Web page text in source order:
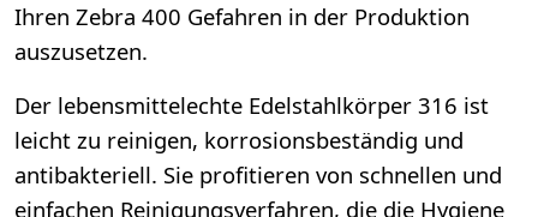
Ihren Zebra 400 Gefahren in der Produktion
auszusetzen.
Der lebensmittelechte Edelstahlkörper 316 ist
leicht zu reinigen, korrosionsbeständig und
antibakteriell. Sie profitieren von schnellen und
einfachen Reinigungsverfahren, die die Hygiene